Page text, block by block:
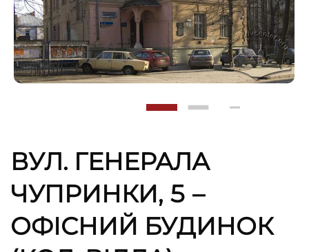
ВУЛ. ГЕНЕРАЛА
ЧУПРИНКИ, 5 –
ОФІСНИЙ БУДИНОК